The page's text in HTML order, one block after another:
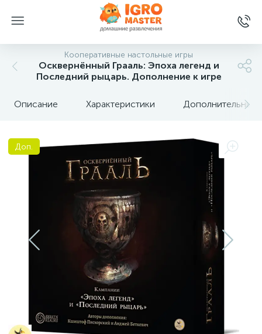
Кооперативные настольные игры
Осквернённый Грааль: Эпоха легенд и
Последний рыцарь. Дополнение к игре
Описание Характеристики Дополнительные
Доп.